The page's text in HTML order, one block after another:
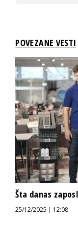
POVEZANE VESTI
Šta danas
25/12/2025 | 12:08